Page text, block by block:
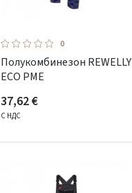
0
Полукомбинезон REWELLY
ECO PME
37,62 €
С НДС